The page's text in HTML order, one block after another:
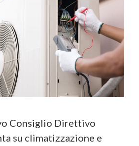
Consiglio Direttivo
su climatizzazione e